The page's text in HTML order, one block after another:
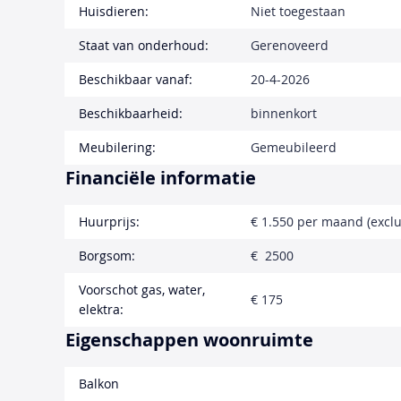
Huisdieren:
Niet toegestaan
Staat van onderhoud:
Gerenoveerd
Beschikbaar vanaf:
20-4-2026
Beschikbaarheid:
binnenkort
Meubilering:
Gemeubileerd
Financiële informatie
Huurprijs:
€ 1.550 per maand
Borgsom:
€ 2500
Voorschot gas, water,
elektra:
€ 175
Eigenschappen woonruimte
Balkon